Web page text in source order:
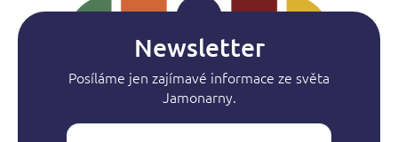
Newsletter
Posíláme jen zajímavé informace ze světa
Jamonarny.